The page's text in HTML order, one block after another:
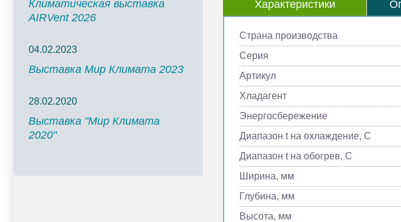
Климатическая выставка
AIRVent 2026
04.02.2023
Выставка Мир Климата 2023
28.02.2020
Выставка "Мир Климата
2020"
Характеристики
Страна производства
Серия
Артикул
Хладагент
Энергосбережение
Диапазон t на охлаждение, С
Диапазон t на обогрев, С
Ширина, мм
Глубина, мм
Высота, мм